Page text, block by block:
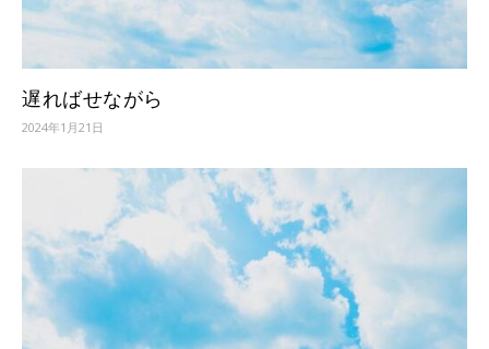
遅ればせながら
2024年1月21日